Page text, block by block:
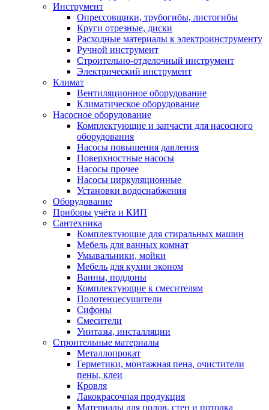
Инструмент
Опрессовщики, трубогибы, листогибы
Круги отрезные, диски
Расходные материалы к электроинструменту
Ручной инструмент
Строительно-отделочный инструмент
Электрический инструмент
Климат
Вентиляционное оборудование
Климатическое оборудование
Насосное оборудование
Комплектующие и запчасти для насосного
оборудования
Насосы повышения давления
Поверхностные насосы
Насосы прочее
Насосы циркуляционные
Установки водоснабжения
Оборудование
Приборы учёта и КИП
Сантехника
Комплектующие для стиральных машин
Мебель для ванных комнат
Умывальники, мойки
Мебель для кухни эконом
Ванны, поддоны
Комплектующие к смесителям
Полотенцесушители
Сифоны
Смесители
Унитазы, инсталляции
Строительные материалы
Металлопрокат
Герметики, монтажная пена, очистители
пены, клеи
Кровля
Лакокрасочная продукция
Материалы для полов, стен и потолка